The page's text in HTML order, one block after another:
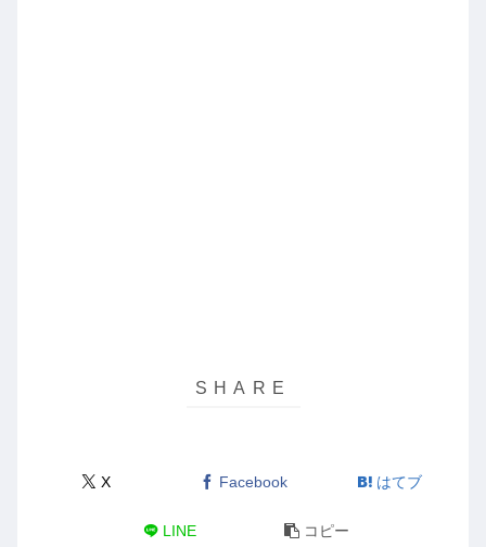
X Facebook はてブ
LINE コピー